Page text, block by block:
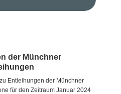
der Münchner
Entleihungen der Münchner
für den Zeitraum Januar 2024